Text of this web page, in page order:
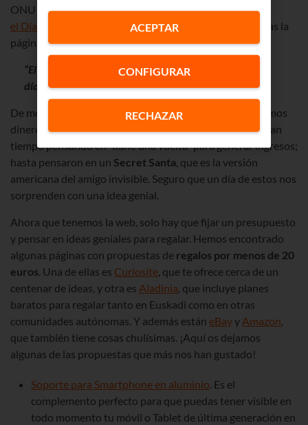
ONU decidió designar el 30 de julio como
el Día Internacional de la Amistad. Y durante estas fechas la
página echa humo.
“El tráfico puede ser de hasta 1.200 y 1.300 visitas al
día”
De momento, la iniciativa no es muy rentable (“no ganamos
dinero con ella”, admite Asier), pero enGoisolutionsllevan
tiempo pensando en “darle una vuelta” para generar ingresos;
hasta pensaron en un Secret Santa, que es la versión
americana del amigo invisible. Seguro que un día de estos nos
sorprenden con una idea genial.
Ahora que tenemos la web, solo hay que fijar un presupuesto
y pensar en ideas geniales para regalar. Hemos encontrado
algunas páginas con propuestas de regalos por menos de 20
euros. Una de ellas es Curiosite, que te ofrece cerca de un
centenar de ideas, y otra es Aladinia, que incluye planes
baratos para regalar tanto en Euskadi como en otras
comunidades autónomas. Y además están eBayy Amazon,
que también tiene cosas chulísimas. ¡Aquí os dejamos
algunas de las propuestas que más nos han gustado!
Soporte para Smartphone en aluminio. Es el
complemento perfecto para que puedas tener visible en
todo momento tu móvil o Tablet de última generación en
CONFIGURAR
RECHAZAR
ACEPTAR